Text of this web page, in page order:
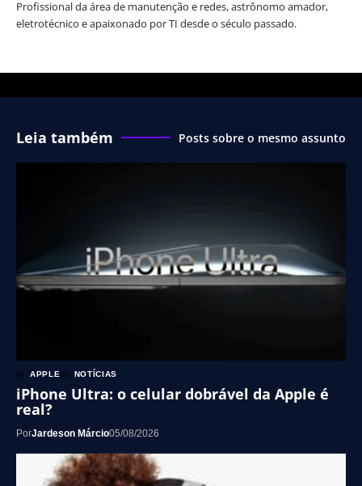
Profissional da área de manutenção e redes, astrônomo amador,
eletrotécnico e apaixonado por TI desde o século passado.
Leia também Posts sobre o mesmo assunto
APPLE NOTÍCIAS
iPhone Ultra: o celular dobrável da Apple é
real?
PorJardeson Márcio05/08/2026